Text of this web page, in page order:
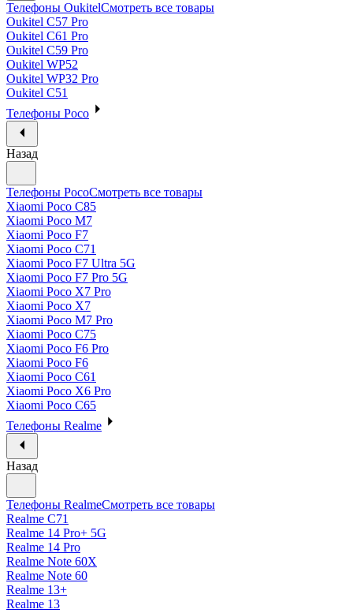
Телефоны OukitelСмотреть все товары
Oukitel C57 Pro
Oukitel C61 Pro
Oukitel C59 Pro
Oukitel WP52
Oukitel WP32 Pro
Oukitel C51
Телефоны Poco
Назад
Телефоны PocoСмотреть все товары
Xiaomi Poco C85
Xiaomi Poco M7
Xiaomi Poco F7
Xiaomi Poco C71
Xiaomi Poco F7 Ultra 5G
Xiaomi Poco F7 Pro 5G
Xiaomi Poco X7 Pro
Xiaomi Poco X7
Xiaomi Poco M7 Pro
Xiaomi Poco C75
Xiaomi Poco F6 Pro
Xiaomi Poco F6
Xiaomi Poco C61
Xiaomi Poco X6 Pro
Xiaomi Poco C65
Телефоны Realme
Назад
Телефоны RealmeСмотреть все товары
Realme C71
Realme 14 Pro+ 5G
Realme 14 Pro
Realme Note 60X
Realme Note 60
Realme 13+
Realme 13